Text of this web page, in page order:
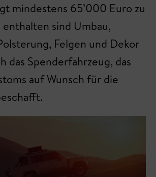
mindestens 65’000 Euro zu
sind Umbau,
Felgen und Dekor
das Spenderfahrzeug, das
auf Wunsch für die